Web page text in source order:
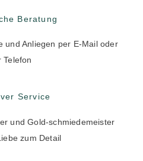
Beratung
und Anliegen per E-Mail oder
Telefon
Service
und Gold-schmiedemeister
zum Detail